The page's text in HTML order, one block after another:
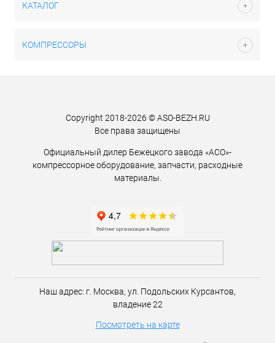
КАТАЛОГ
КОМПРЕССОРЫ
Copyright 2018-2026 © ASO-BEZH.RU
Все права защищены
Официальный дилер Бежецкого завода «АСО»-
компрессорное оборудование, запчасти, расходные
материалы.
Наш адрес: г. Москва, ул. Подольских Курсантов,
владение 22
Посмотреть на карте